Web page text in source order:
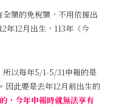
全額的免稅額，不用依據出
年12月出生，113年（今
以每年5/1-5/31申報的是
因此要是去年12月前出生的
，今年申報時就無法享有